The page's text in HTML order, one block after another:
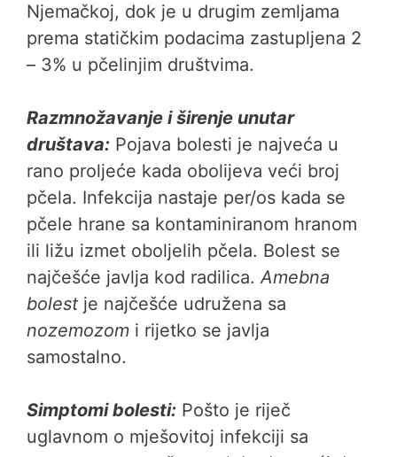
Njemačkoj, dok je u drugim zemljama
prema statičkim podacima zastupljena 2
– 3% u pčelinjim društvima.
Razmnožavanje i širenje unutar
društava: Pojava bolesti je najveća u
rano proljeće kada obolijeva veći broj
pčela. Infekcija nastaje per/os kada se
pčele hrane sa kontaminiranom hranom
ili ližu izmet oboljelih pčela. Bolest se
najčešće javlja kod radilica.Amebna
bolest je najčešće udružena sa
nozemozom i rijetko se javlja
samostalno.
Simptomi bolesti: Pošto je riječ
uglavnom o mješovitoj infekciji sa